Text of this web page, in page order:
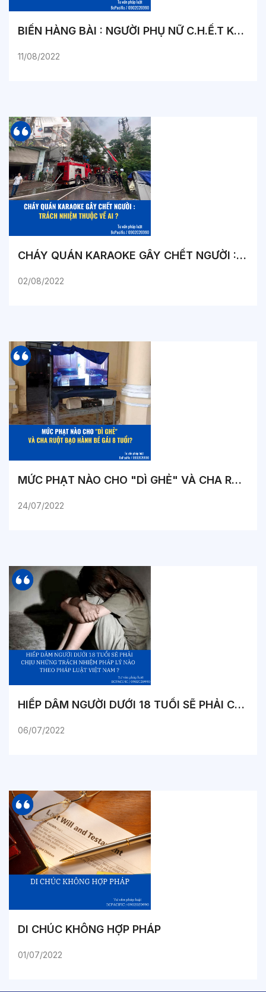
BIẾN HÀNG BÀI : NGƯỜI PHỤ NỮ C.H.Ế.T KHÔNG NHẮM MẮT
11/08/2022
CHÁY QUÁN KARAOKE GÂY CHẾT NGƯỜI : TRÁCH NHIỆM THUỘC VỀ AI ?
02/08/2022
MỨC PHẠT NÀO CHO "DÌ GHẺ" VÀ CHA RUỘT BẠO HÀNH BÉ GÁI 8 TUỔI?
24/07/2022
HIẾP DÂM NGƯỜI DƯỚI 18 TUỔI SẼ PHẢI CHỊU NHỮNG TRÁCH NHIỆM PHÁP LÝ NÀO THEO PHÁP LUẬT VIỆT NAM ?
06/07/2022
DI CHÚC KHÔNG HỢP PHÁP
01/07/2022